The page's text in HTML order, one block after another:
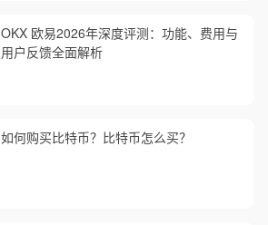
OKX 欧易2026年深度评测：功能、费用与
用户反馈全面解析
如何购买比特币？比特币怎么买？